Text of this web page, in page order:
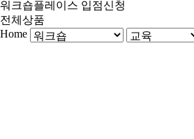
워크숍플레이스 입점신청
전체상품
Home